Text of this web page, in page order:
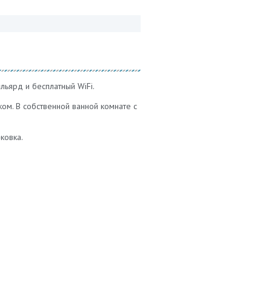
и бесплатный WiFi.
В собственной ванной комнате с